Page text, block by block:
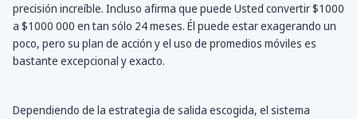
precisión increíble. Incluso afirma que puede Usted convertir $1000
a $1000 000 en tan sólo 24 meses. Él puede estar exagerando un
poco, pero su plan de acción y el uso de promedios móviles es
bastante excepcional y exacto.
Dependiendo de la estrategia de salida escogida, el sistema